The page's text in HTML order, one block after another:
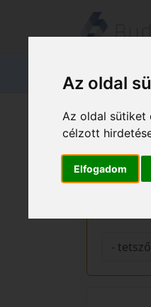
Az oldal
Az oldal sütiket
célzott
Elfogadom